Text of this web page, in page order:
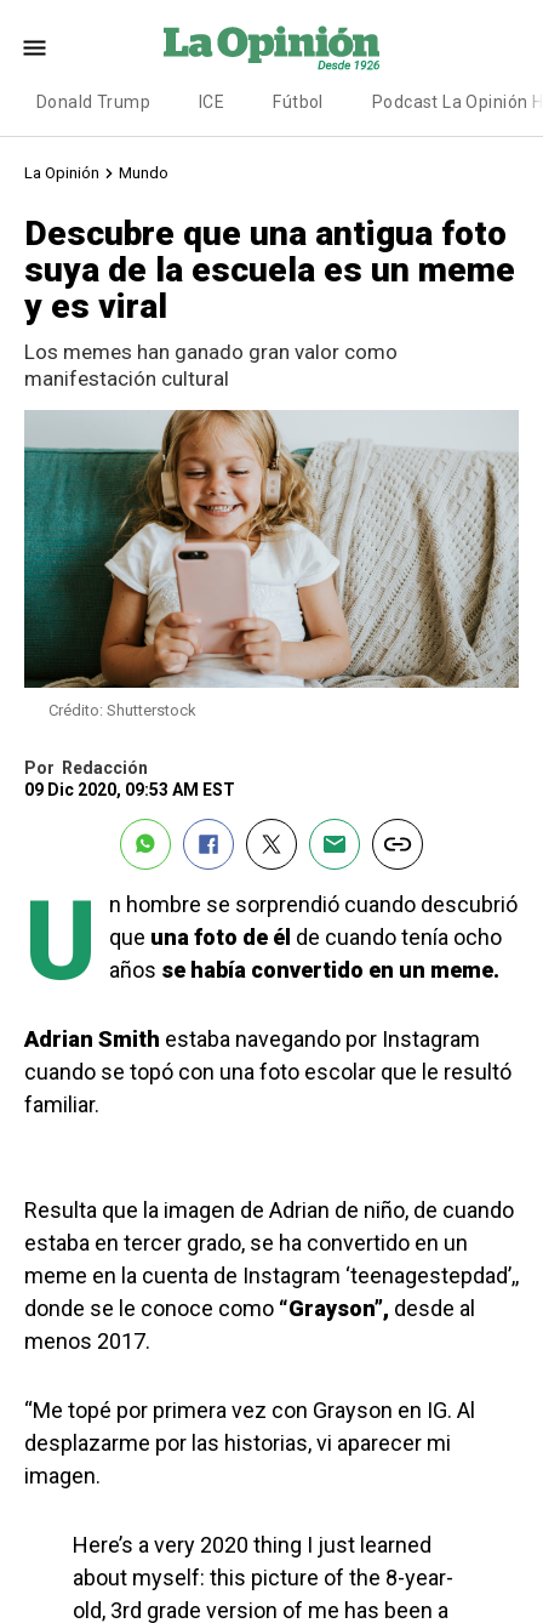
Donald Trump ICE Fútbol Podcast La Opinión
La Opinión Mundo
Descubre que una antigua foto
suya de la escuela es un meme
y es viral
Los memes han ganado gran valor como
manifestación cultural
Crédito: Shutterstock
Por
Redacción
09 Dic 2020, 09:53 AM EST
U
n hombre se sorprendió cuando descubrió
que una foto de él de cuando tenía ocho
años se había convertido en un meme.
Adrian Smith estaba navegando por Instagram
cuando se topó con una foto escolar que le resultó
familiar.
Resulta que la imagen de Adrian de niño, de cuando
estaba en tercer grado, se ha convertido en un
meme en la cuenta de Instagram ‘teenagestepdad’,,
donde se le conoce como “Grayson”, desde al
menos 2017.
“Me topé por primera vez con Grayson en IG. Al
desplazarme por las historias, vi aparecer mi
imagen.
Here’s a very 2020 thing I just learned
about myself: this picture of the 8-year-
old, 3rd grade version of me has been a